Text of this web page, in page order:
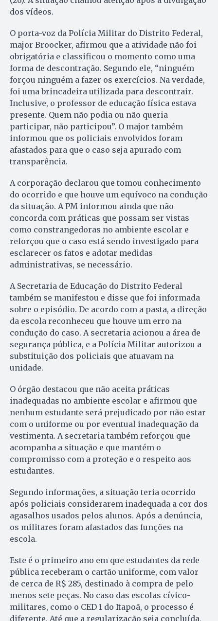
dos vídeos.
O porta-voz da Polícia Militar do Distrito Federal,
major Broocker, afirmou que a atividade não foi
obrigatória e classificou o momento como uma
forma de descontração. Segundo ele, “ninguém
forçou ninguém a fazer os exercícios. Na verdade,
foi uma brincadeira utilizada para descontrair.
Inclusive, o professor de educação física estava
presente. Quem não podia ou não queria
participar, não participou”. O major também
informou que os policiais envolvidos foram
afastados para que o caso seja apurado com
transparência.
A corporação declarou que tomou conhecimento
do ocorrido e que houve um equívoco na condução
da situação. A PM informou ainda que não
concorda com práticas que possam ser vistas
como constrangedoras no ambiente escolar e
reforçou que o caso está sendo investigado para
esclarecer os fatos e adotar medidas
administrativas, se necessário.
A Secretaria de Educação do Distrito Federal
também se manifestou e disse que foi informada
sobre o episódio. De acordo com a pasta, a direção
da escola reconheceu que houve um erro na
condução do caso. A secretaria acionou a área de
segurança pública, e a Polícia Militar autorizou a
substituição dos policiais que atuavam na
unidade.
O órgão destacou que não aceita práticas
inadequadas no ambiente escolar e afirmou que
nenhum estudante será prejudicado por não estar
com o uniforme ou por eventual inadequação da
vestimenta. A secretaria também reforçou que
acompanha a situação e que mantém o
compromisso com a proteção e o respeito aos
estudantes.
Segundo informações, a situação teria ocorrido
após policiais considerarem inadequada a cor dos
agasalhos usados pelos alunos. Após a denúncia,
os militares foram afastados das funções na
escola.
Este é o primeiro ano em que estudantes da rede
pública receberam o cartão uniforme, com valor
de cerca de R$ 285, destinado à compra de pelo
menos sete peças. No caso das escolas cívico-
militares, como o CED 1 do Itapoã, o processo é
diferente. Até que a regularização seja concluída,